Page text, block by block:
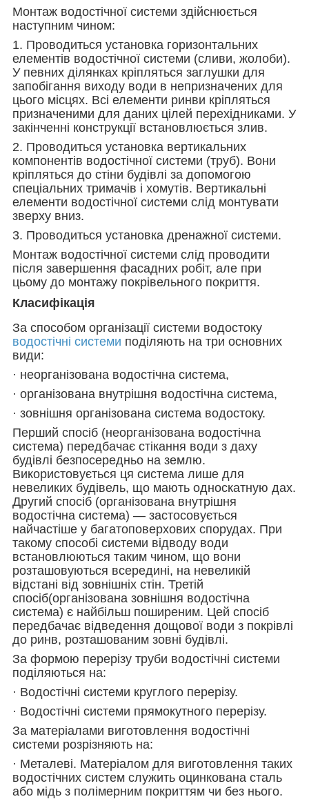
Монтаж водостічної системи здійснюється
наступним чином:
1. Проводиться установка горизонтальних
елементів водостічної системи (сливи, жолоби).
У певних ділянках кріпляться заглушки для
запобігання виходу води в непризначених для
цього місцях. Всі елементи ринви кріпляться
призначеними для даних цілей перехідниками. У
закінченні конструкції встановлюється злив.
2. Проводиться установка вертикальних
компонентів водостічної системи (труб). Вони
кріпляться до стіни будівлі за допомогою
спеціальних тримачів і хомутів. Вертикальні
елементи водостічної системи слід монтувати
зверху вниз.
3. Проводиться установка дренажної системи.
Монтаж водостічної системи слід проводити
після завершення фасадних робіт, але при
цьому до монтажу покрівельного покриття.
Класифікація
За способом організації системи водостоку
водостічні системи поділяють на три основних
види:
· неорганізована водостічна система,
· організована внутрішня водостічна система,
· зовнішня організована система водостоку.
Перший спосіб (неорганізована водостічна
система) передбачає стікання води з даху
будівлі безпосередньо на землю.
Використовується ця система лише для
невеликих будівель, що мають односкатную дах.
Другий спосіб (організована внутрішня
водостічна система) — застосовується
найчастіше у багатоповерхових спорудах. При
такому способі системи відводу води
встановлюються таким чином, що вони
розташовуються всередині, на невеликій
відстані від зовнішніх стін. Третій
спосіб(організована зовнішня водостічна
система) є найбільш поширеним. Цей спосіб
передбачає відведення дощової води з покрівлі
до ринв, розташованим зовні будівлі.
За формою перерізу труби водостічні системи
поділяються на:
· Водостічні системи круглого перерізу.
· Водостічні системи прямокутного перерізу.
За матеріалами виготовлення водостічні
системи розрізняють на:
· Металеві. Матеріалом для виготовлення таких
водостічних систем служить оцинкована сталь
або мідь з полімерним покриттям чи без нього.